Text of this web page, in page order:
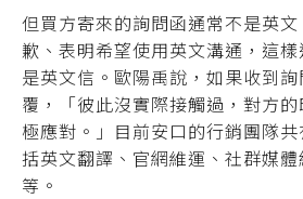
但買方寄來的詢問函通常不是英文
歉、表明希望使用英文溝通，這樣
是英文信。歐陽禹說，如果收到
覆，「彼此沒實際接觸過，對方
極應對。」 目前安口的行銷團隊
括英文翻譯、官網維運、社群媒體
等。